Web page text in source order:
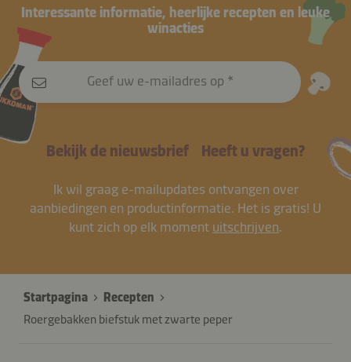
Interessante informatie, heerlijke recepten en leuke
winacties
Geef uw e-mailadres op
Bekijk de nieuwsbrief Heeft u vragen?
Ik wil graag e-mailupdates ontvangen over
aanbiedingen en productinformatie. Het is gratis! U
kunt zich op elk moment uitschrijven.
Startpagina
Recepten
Roergebakken biefstuk met zwarte peper